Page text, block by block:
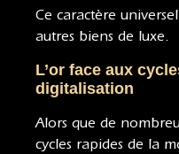
Ce caractère
autres biens de luxe.
L’or face aux
digitalisation
Alors que de
cycles rapides de la